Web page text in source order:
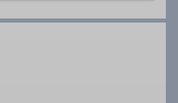
rosenheim.de